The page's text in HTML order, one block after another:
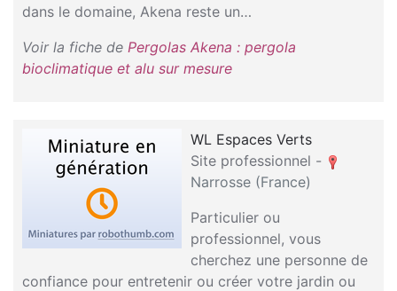
dans le domaine, Akena reste un…
Voir la fiche de Pergolas Akena : pergola
bioclimatique et alu sur mesure
WL Espaces Verts
Site professionnel -
Narrosse (France)
Particulier ou
professionnel, vous
cherchez une personne de
confiance pour entretenir ou créer votre jardin ou